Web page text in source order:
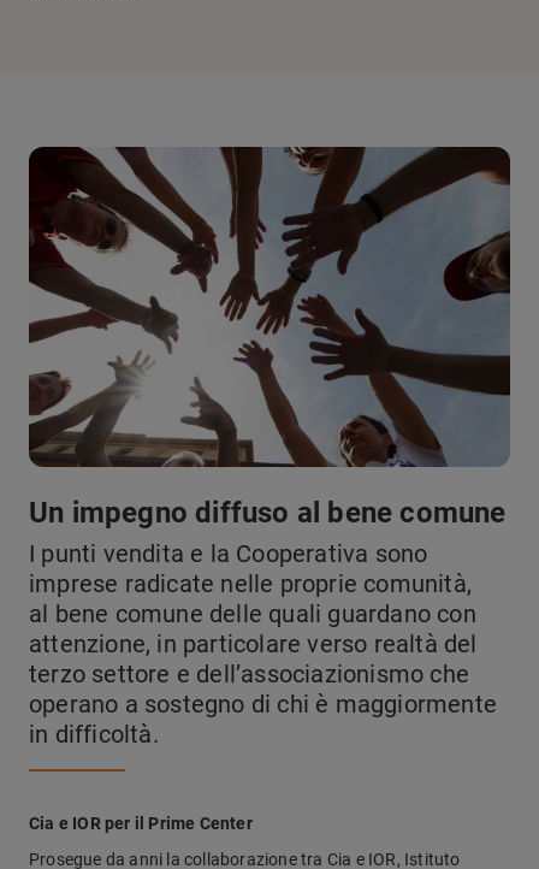
Un impegno diffuso al bene comune
I punti vendita e la Cooperativa sono
imprese radicate nelle proprie comunità,
al bene comune delle quali guardano con
attenzione, in particolare verso realtà del
terzo settore e dell’associazionismo che
operano a sostegno di chi è maggiormente
in difficoltà.
Cia e IOR per il Prime Center
Prosegue da anni la collaborazione tra Cia e IOR, Istituto